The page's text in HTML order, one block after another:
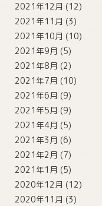
2021年12月 (12)
2021年11月 (3)
2021年10月 (10)
2021年9月 (5)
2021年8月 (2)
2021年7月 (10)
2021年6月 (9)
2021年5月 (9)
2021年4月 (5)
2021年3月 (6)
2021年2月 (7)
2021年1月 (5)
2020年12月 (12)
2020年11月 (3)